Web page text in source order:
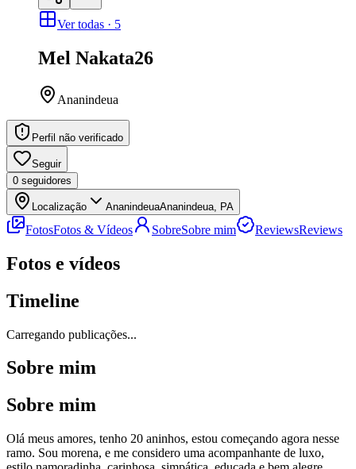
Ver todas · 5
Mel Nakata26
Ananindeua
Perfil não verificado
Seguir
0 seguidores
Localização AnanindeuaAnanindeua, PA
FotosFotos & Vídeos SobreSobre mim ReviewsReviews
Fotos e vídeos
Timeline
Carregando publicações...
Sobre mim
Sobre mim
Olá meus amores, tenho 20 aninhos, estou começando agora nesse
ramo. Sou morena, e me considero uma acompanhante de luxo,